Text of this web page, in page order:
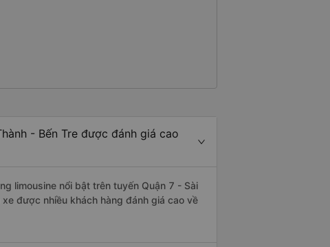
- Bến Tre được đánh giá cao
limousine nổi bật trên tuyến Quận 7 - Sài
được nhiều khách hàng đánh giá cao về